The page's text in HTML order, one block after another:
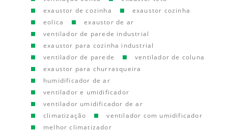
exaustor de cozinha
exaustor cozinha
eolica
exaustor de ar
ventilador de parede industrial
exaustor para cozinha industrial
ventilador de parede
ventilador de coluna
exaustor para churrasqueira
humidificador de ar
ventilador e umidificador
ventilador umidificador de ar
climatização
ventilador com umidificador
melhor climatizador